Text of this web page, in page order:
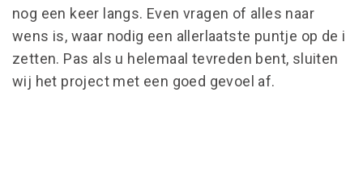
nog een keer langs. Even vragen of alles naar
wens is, waar nodig een allerlaatste puntje op de i
zetten. Pas als u helemaal tevreden bent, sluiten
wij het project met een goed gevoel af.